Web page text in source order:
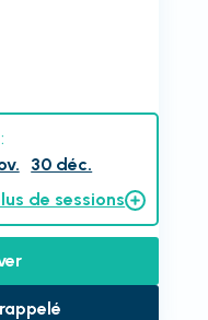
30 déc.
de sessions